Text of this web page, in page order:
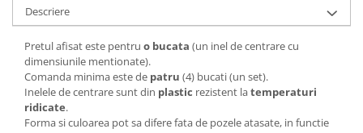
Descriere
Pretul afisat este pentru o bucata (un inel de centrare cu
dimensiunile mentionate).
Comanda minima este de patru (4) bucati (un set).
Inelele de centrare sunt din plastic rezistent latemperaturi
ridicate.
Forma si culoarea pot sa difere fata de pozele atasate, in functie